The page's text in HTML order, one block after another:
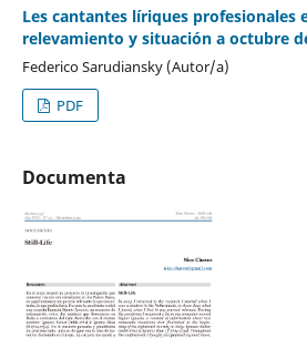
Les cantantes líriques profesionales
relevamiento y situación a octubre
Federico Sarudiansky (Autor/a)
PDF
Documenta